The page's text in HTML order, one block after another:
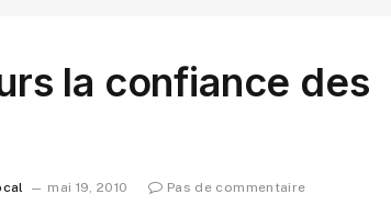
la confiance des
mai 19, 2010 Pas de commentaire